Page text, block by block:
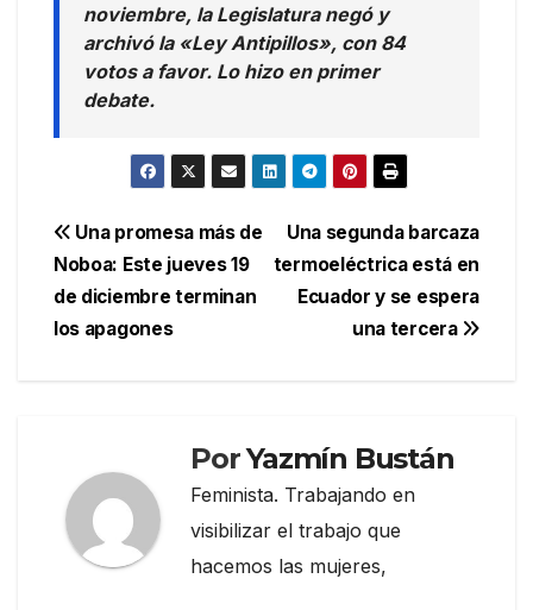
noviembre, la Legislatura negó y
archivó la «Ley Antipillos», con 84
votos a favor. Lo hizo en primer
debate.
Navegación
de
entradas
Una segunda barcaza
termoeléctrica está en
Ecuador y se espera
una tercera
Una promesa más de
Noboa: Este jueves 19
de diciembre terminan
los apagones
PorYazmín Bustán
Feminista. Trabajando en
visibilizar el trabajo que
hacemos las mujeres,